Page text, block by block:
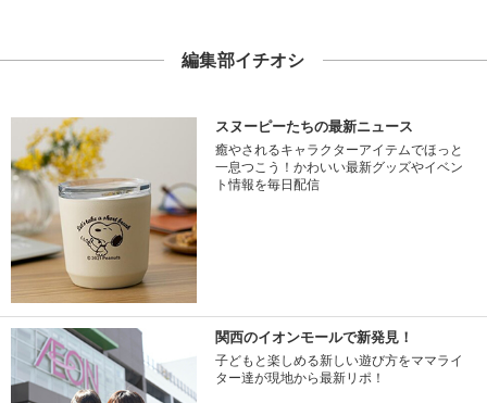
編集部イチオシ
スヌーピーたちの最新ニュース
癒やされるキャラクターアイテムでほっと
一息つこう！かわいい最新グッズやイベン
ト情報を毎日配信
関西のイオンモールで新発見！
子どもと楽しめる新しい遊び方をママライ
ター達が現地から最新リポ！